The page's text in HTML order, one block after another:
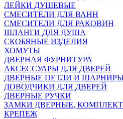
ЛЕЙКИ ДУШЕВЫЕ
СМЕСИТЕЛИ ДЛЯ ВАНН
СМЕСИТЕЛИ ДЛЯ РАКОВИН
ШЛАНГИ ДЛЯ ДУША
СКОБЯНЫЕ ИЗДЕЛИЯ
ХОМУТЫ
ДВЕРНАЯ ФУРНИТУРА
АКСЕССУАРЫ ДЛЯ ДВЕРЕЙ
ДВЕРНЫЕ ПЕТЛИ И
ДОВОДЧИКИ ДЛЯ ДВЕРЕЙ
ДВЕРНЫЕ РУЧКИ
ЗАМКИ ДВЕРНЫЕ,
КРЕПЕЖ